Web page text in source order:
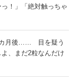
！」「絶対触っちゃ
カ月後…… 目を疑う
、まだ2粒なんだけ